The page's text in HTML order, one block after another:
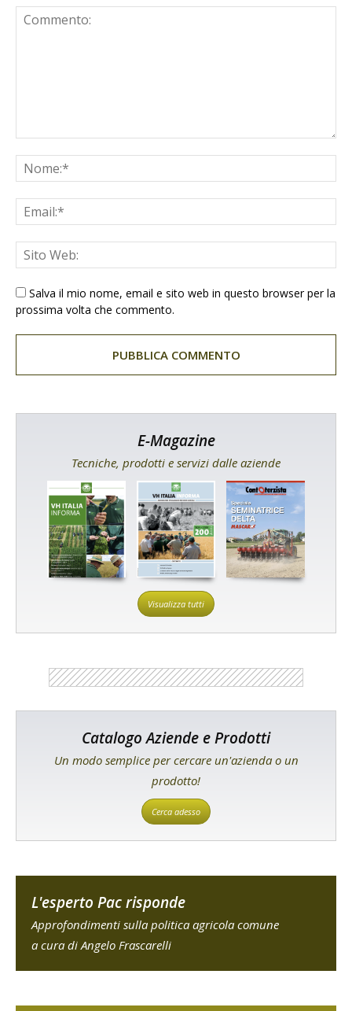
Salva il mio nome, email e sito web in questo browser per la
prossima volta che commento.
E-Magazine
Tecniche, prodotti e servizi dalle aziende
Visualizza tutti
Catalogo Aziende e Prodotti
Un modo semplice per cercare un'azienda o un
prodotto!
Cerca adesso
L'esperto Pac risponde
Approfondimenti sulla politica agricola comune
a cura di Angelo Frascarelli